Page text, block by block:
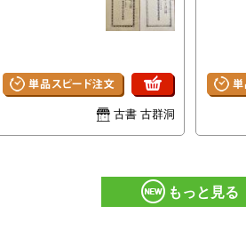
古書 古群洞
もっと見る